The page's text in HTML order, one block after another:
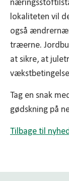
lokaliteten vil
også
træerne.
at sikre, at
Tag en snak
gødskning på
Tilbage til